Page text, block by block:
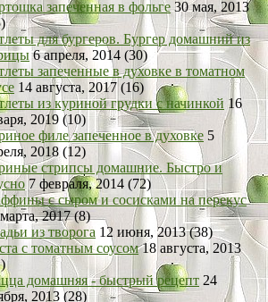
запеченная в фольге 30 мая, 2013
для бургеров. Бургер домашний из
6 апреля, 2014 (30)
запеченные в духовке в томатном
14 августа, 2017 (16)
из куриной грудки с начинкой 16
2019 (10)
филе запеченное в духовке 5
2018 (12)
стрипсы домашние. Быстро и
7 февраля, 2014 (72)
с сыром и сосисками на перекус
2017 (8)
из творога 12 июня, 2013 (38)
с томатным соусом18 августа, 2013
домашняя - быстрый рецепт 24
2013 (28)